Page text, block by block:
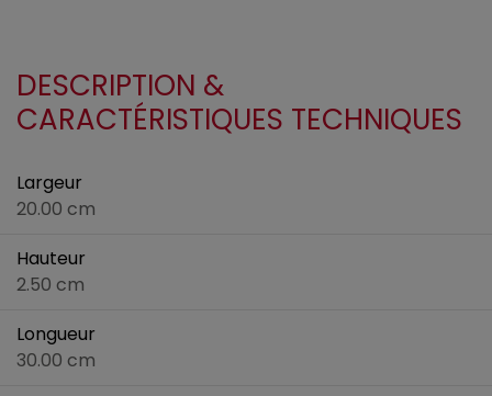
DESCRIPTION &
CARACTÉRISTIQUES TECHNIQUES
Largeur
20.00 cm
Hauteur
2.50 cm
Longueur
30.00 cm